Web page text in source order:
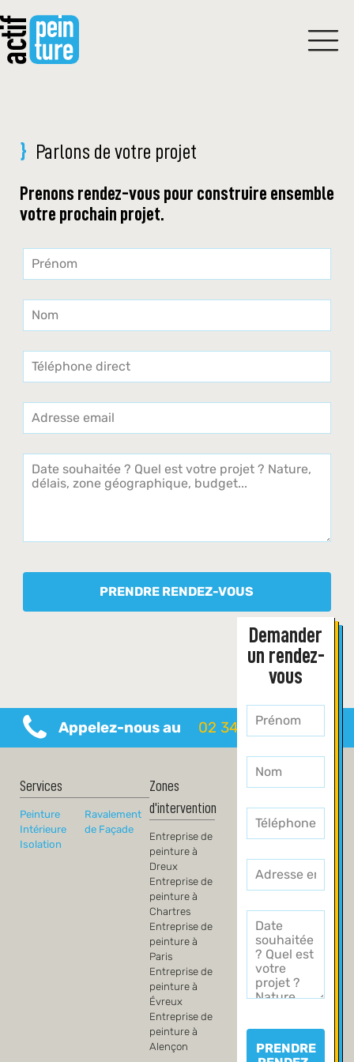
Parlons de votre projet
Prenons rendez-vous pour construire ensemble
votre prochain projet.
Leave
this
field
blank
PRENDRE RENDEZ-VOUS
Appelez-nous au 02 34 69 57 94
Services
Peinture
Intérieure
Ravalement
de Façade
Isolation
Zones
d'intervention
Entreprise de
peinture à
Dreux
Entreprise de
peinture à
Chartres
Entreprise de
peinture à
Paris
Entreprise de
peinture à
Évreux
Entreprise de
peinture à
Alençon
Demander
un rendez-
vous
Leave
this
field
blank
PRENDRE